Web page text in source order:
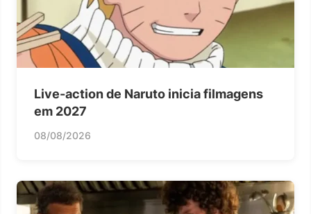
Live-action de Naruto inicia filmagens
em 2027
08/08/2026